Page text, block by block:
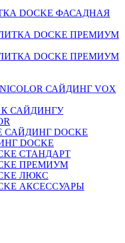
ФАСАДНАЯ
DOCKE ПРЕМИУМ
DOCKE ПРЕМИУМ
САЙДИНГ VOX
САЙДИНГУ
САЙДИНГ DOCKE
DOCKE
СТАНДАРТ
ПРЕМИУМ
ЛЮКС
АКСЕССУАРЫ